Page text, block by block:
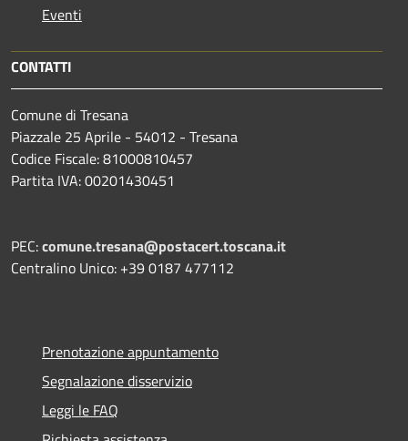
Eventi
CONTATTI
Comune di Tresana
Piazzale 25 Aprile - 54012 - Tresana
Codice Fiscale: 81000810457
Partita IVA: 00201430451
PEC:comune.tresana@postacert.toscana.it
Centralino Unico: +39 0187 477112
Prenotazione appuntamento
Segnalazione disservizio
Leggi le FAQ